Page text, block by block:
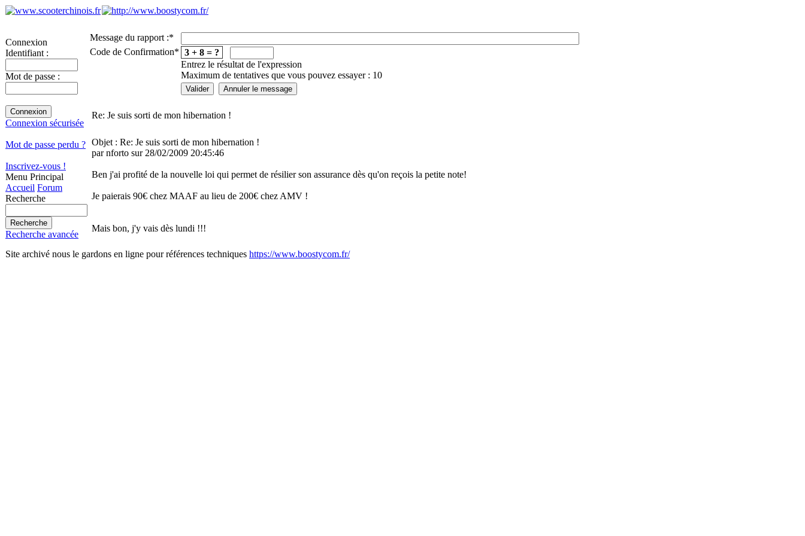
Connexion
Identifiant :
Mot de passe :
Connexion sécurisée
Mot de passe perdu ?
Inscrivez-vous !
Menu Principal
Accueil Forum
Recherche
Recherche avancée
Message du rapport :*
Code de Confirmation* 3 + 8 = ?
Entrez le résultat de l'expression
Maximum de tentatives que vous pouvez essayer : 10
Re: Je suis sorti de mon hibernation !
Objet : Re: Je suis sorti de mon hibernation !
par nforto sur 28/02/2009 20:45:46
Ben j'ai profité de la nouvelle loi qui permet de résilier son assurance dès qu'on reçois la petite note!
Je paierais 90€ chez MAAF au lieu de 200€ chez AMV !
Mais bon, j'y vais dès lundi !!!
Site archivé nous le gardons en ligne pour références techniques https://www.boostycom.fr/